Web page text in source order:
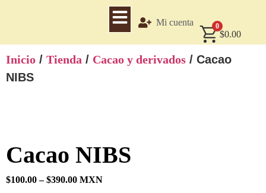
Mi cuenta 0
$0.00
Inicio / Tienda / Cacao y derivados / Cacao
NIBS
Cacao NIBS
$100.00 – $390.00 MXN